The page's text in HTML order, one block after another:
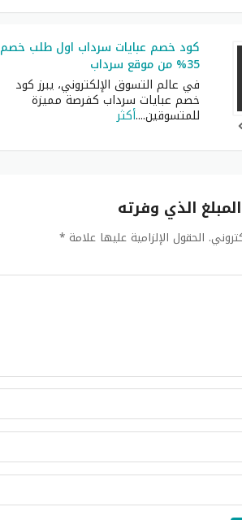
كود خصم عبايات سرداب اول طلب خصم
35% من موقع سرداب
في عالم التسوق الإلكتروني، يبرز كود
خصم عبايات سرداب كفرصة مميزة
للمتسوقين....أكثر
الذي وفرته
الحقول الإلزامية عليها علامة *